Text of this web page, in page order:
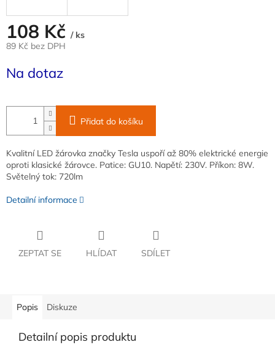
108 Kč / ks
89 Kč bez DPH
cena:
Na dotaz
Přidat do košíku
Kvalitní LED žárovka značky Tesla uspoří až 80% elektrické energie
oproti klasické žárovce. Patice: GU10. Napětí: 230V. Příkon: 8W.
Světelný tok: 720lm
Detailní informace
ZEPTAT SE HLÍDAT SDÍLET
Popis Diskuze
Detailní popis produktu